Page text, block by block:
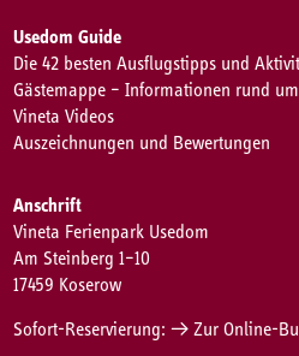
Usedom Guide
Die 42 besten Ausflugstipps und
Gästemappe – Informationen rund
Vineta Videos
Auszeichnungen und Bewertungen
Anschrift
Vineta Ferienpark Usedom
Am Steinberg 1–10
17459 Koserow
Sofort-Reservierung:→ Zur Online-